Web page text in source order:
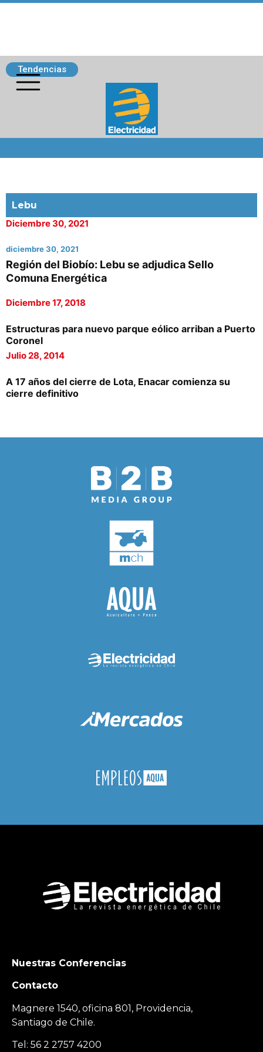
Tendencias
Lebu
Diciembre 30, 2021
diciembre 30, 2021
Región del Biobío: Lebu se adjudica Sello
Comuna Energética
Diciembre 17, 2018
Estructuras para nuevo parque eólico arriban a Puerto
Coronel
Julio 28, 2014
A 17 años del cierre de Lota, Enacar comienza su
cierre definitivo
Nuestras Conferencias
Contacto
Magnere 1540, oficina 801, Providencia,
Santiago de Chile.
Tel: 56 2 2757 4200